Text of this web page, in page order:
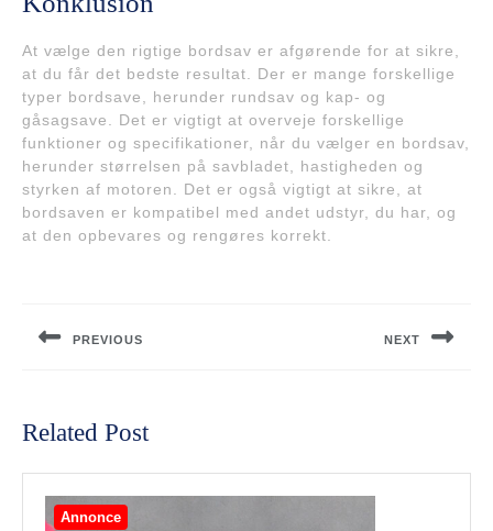
At vælge den rigtige bordsav er afgørende for at sikre,
at du får det bedste resultat. Der er mange forskellige
typer bordsave, herunder rundsav og kap- og
gåsagsave. Det er vigtigt at overveje forskellige
funktioner og specifikationer, når du vælger en bordsav,
herunder størrelsen på savbladet, hastigheden og
styrken af motoren. Det er også vigtigt at sikre, at
bordsaven er kompatibel med andet udstyr, du har, og
at den opbevares og rengøres korrekt.
PREVIOUS NEXT
Related Post
Annonce